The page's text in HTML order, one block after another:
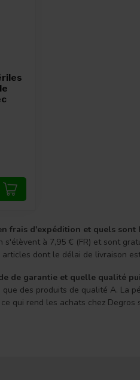
frais d'expédition et quels sont
s'élèvent à 7,95 € (FR) et sont
articles dont le délai de livraison
de garantie et quelle qualité
que des produits de qualité A. La
qui rend les achats chez Degros